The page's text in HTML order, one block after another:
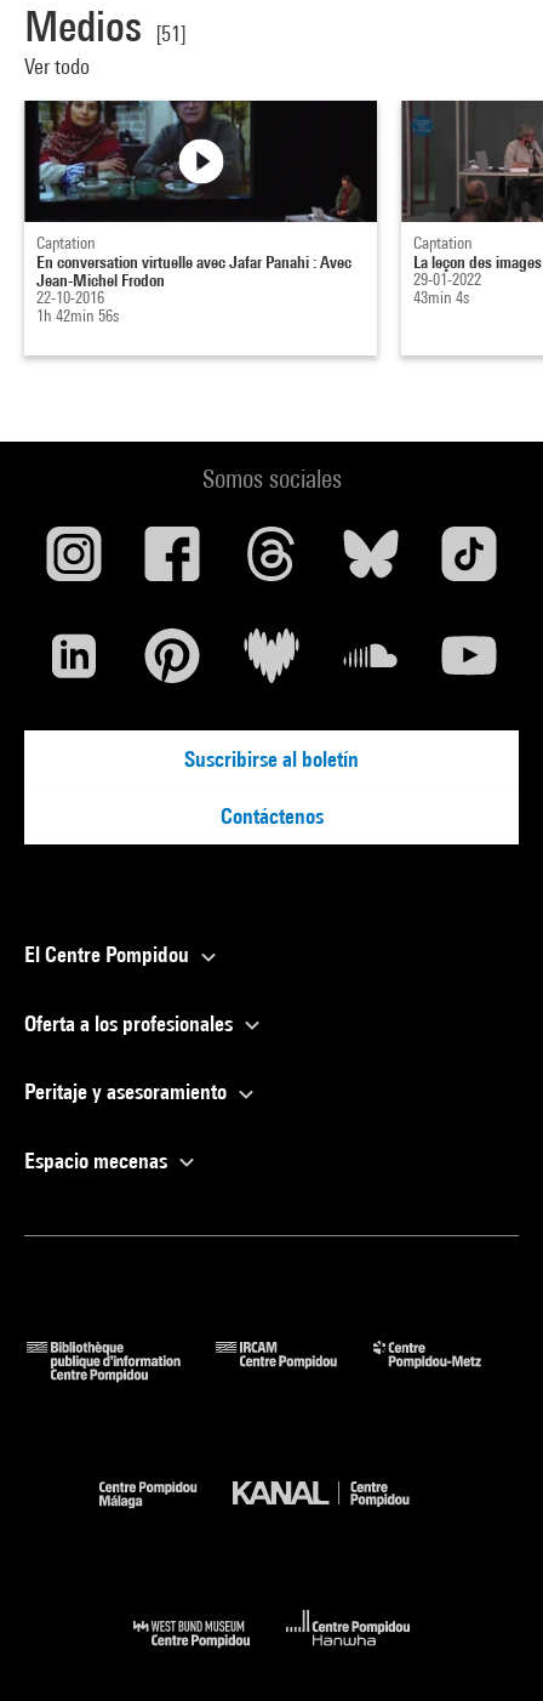
Medios
[51]
Ver todo
Captation
En conversation virtuelle avec Jafar Panahi : Avec
Jean-Michel Frodon
22-10-2016
1h 42min 56s
Captation
La leçon des
29-01-2022
43min 4s
Somos sociales
Suscribirse al boletín
Contáctenos
El Centre Pompidou
Oferta a los profesionales
Peritaje y asesoramiento
Espacio mecenas